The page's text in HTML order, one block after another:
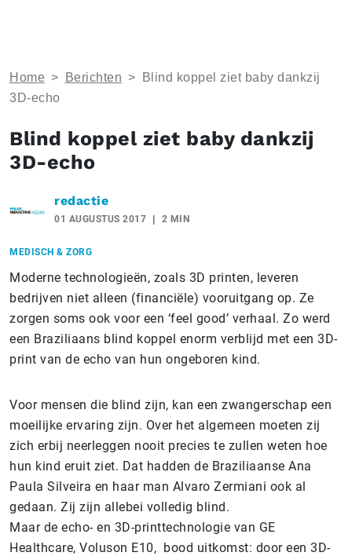
Home > Berichten >
Blind koppel ziet baby dankzij
3D-echo
Blind koppel ziet baby dankzij
3D-echo
redactie
01 AUGUSTUS 2017 2 MIN
MEDISCH & ZORG
Moderne technologieën, zoals 3D printen, leveren
bedrijven niet alleen (financiële) vooruitgang op. Ze
zorgen soms ook voor een ‘feel good’ verhaal. Zo werd
een Braziliaans blind koppel enorm verblijd met een 3D-
print van de echo van hun ongeboren kind.
Voor mensen die blind zijn, kan een zwangerschap een
moeilijke ervaring zijn. Over het algemeen moeten zij
zich erbij neerleggen nooit precies te zullen weten hoe
hun kind eruit ziet. Dat hadden de Braziliaanse Ana
Paula Silveira en haar man Alvaro Zermiani ook al
gedaan. Zij zijn allebei volledig blind.
Maar de echo- en 3D-printtechnologie van GE
Healthcare, Voluson E10, bood uitkomst: door een 3D-